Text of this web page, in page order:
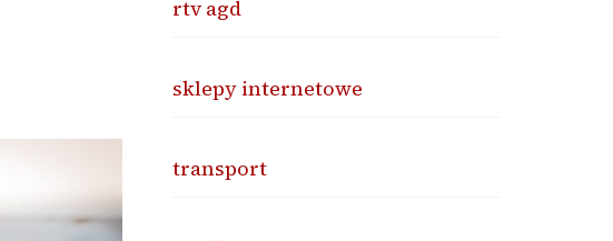
rtv agd
sklepy internetowe
transport